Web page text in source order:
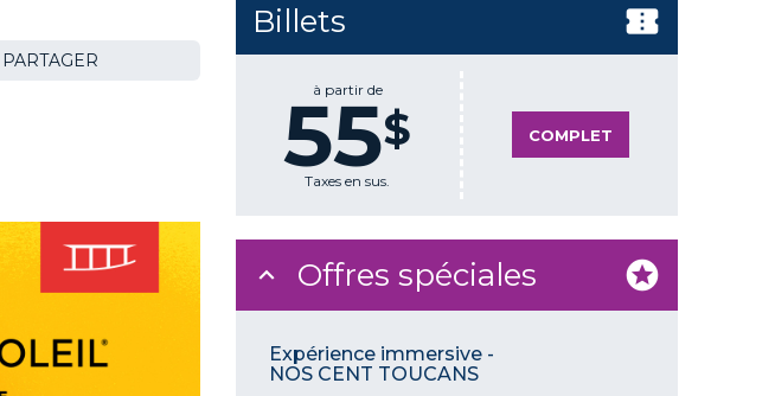
PARTAGER
Billets
à partir de
55$
Taxes en sus.
COMPLET
Offres spéciales
Expérience immersive -
NOS CENT TOUCANS